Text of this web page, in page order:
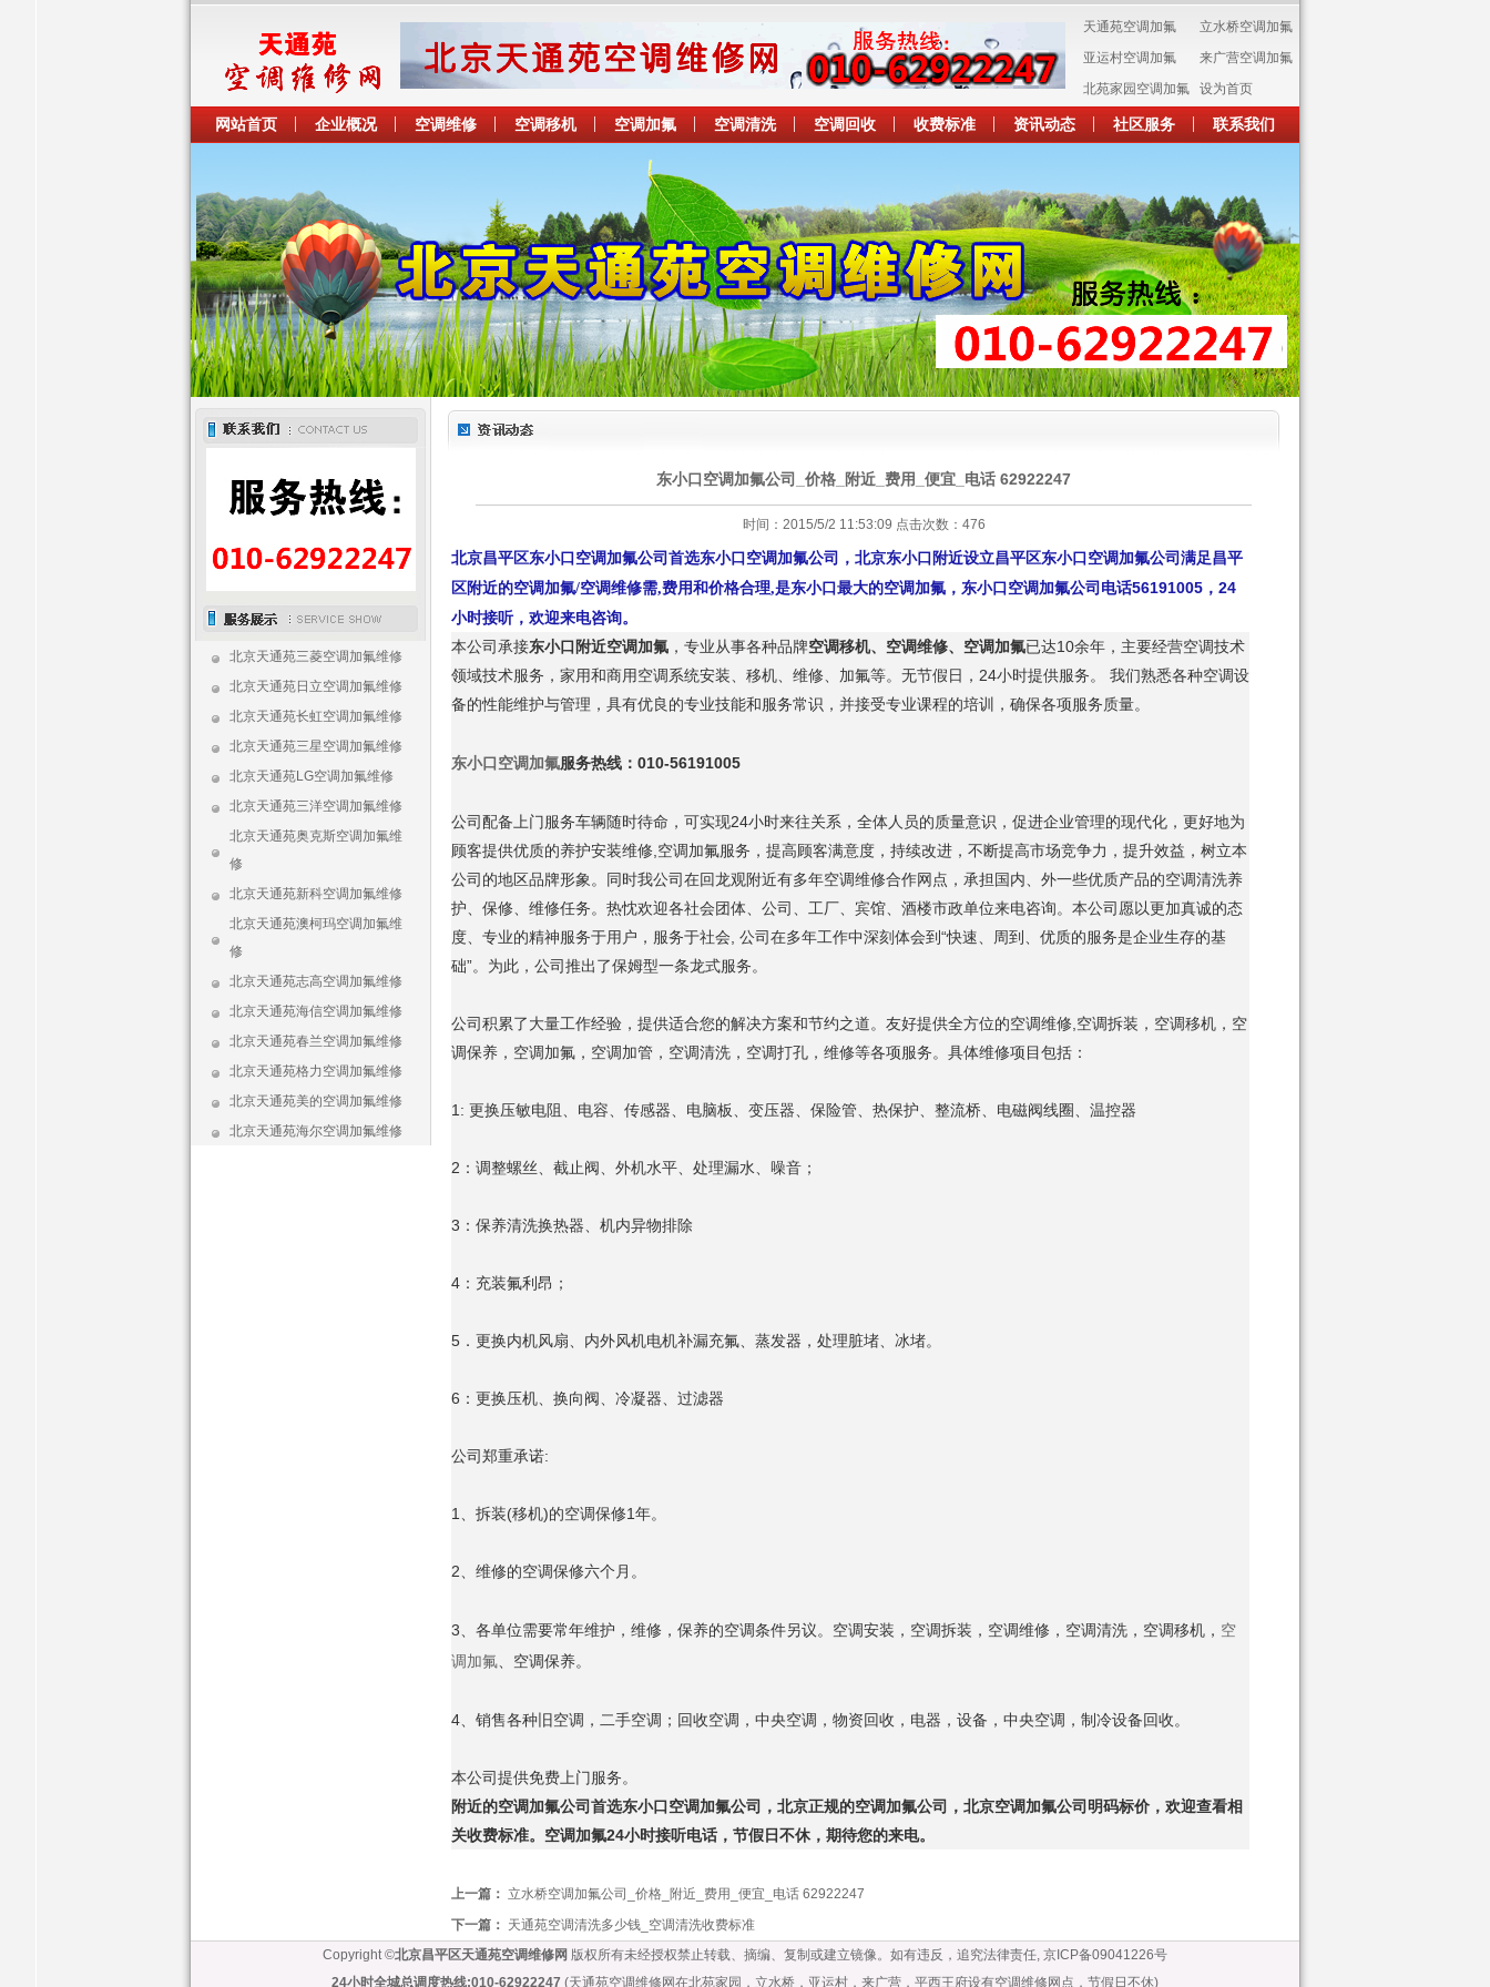
天通苑空调加氟
立水桥空调加氟
亚运村空调加氟
来广营空调加氟
北苑家园空调加氟
设为首页
网站首页 企业概况 空调维修 空调移机 空调加氟 空调清洗 空调回收 收费标准 资讯动态 社区服务 联系我们
北京天通苑三菱空调加氟维修
北京天通苑日立空调加氟维修
北京天通苑长虹空调加氟维修
北京天通苑三星空调加氟维修
北京天通苑LG空调加氟维修
北京天通苑三洋空调加氟维修
北京天通苑奥克斯空调加氟维
修
北京天通苑新科空调加氟维修
北京天通苑澳柯玛空调加氟维
修
北京天通苑志高空调加氟维修
北京天通苑海信空调加氟维修
北京天通苑春兰空调加氟维修
北京天通苑格力空调加氟维修
北京天通苑美的空调加氟维修
北京天通苑海尔空调加氟维修
东小口空调加氟公司_价格_附近_费用_便宜_电话 62922247
时间：2015/5/2 11:53:09 点击次数： 476
北京昌平区东小口空调加氟公司首选东小口空调加氟公司， 北京东小口 附近设立昌平区东小口空调加氟公司满足昌平
区附近的空调加氟/空调维修需,费用和价格合理,是东小口 最大的空调加氟 ，东小口空调加氟公司电话56191005 ，24
小时接听，欢迎来电咨询。
本公司承接东小口 附近空调加氟 ， 专业从事各种品牌空调移机、空调维修、空调加氟已达10余年，主要经营空调技术
领域技术服务，家用和商用空调系统安装、移机、维修、加氟等。无节假日，24小时提供服务。 我们熟悉各种空调设
备的性能维护与管理，具有优良的专业技能和服务常识，并接受专业课程的培训，确保各项服务质量。
东小口空调加氟服务热线：010-56191005
公司配备上门服务车辆随时待命，可实现24小时来往关系，全体人员的质量意识，促进企业管理的现代化，更好地为
顾客提供优质的养护安装维修,空调加氟服务，提高顾客满意度，持续改进，不断提高市场竞争力，提升效益，树立本
公司的地区品牌形象。同时我公司在回龙观附近有多年空调维修合作网点，承担国内、外一些优质产品的空调清洗养
护、保修、维修任务。热忱欢迎各社会团体、公司、工厂、宾馆、酒楼市政单位来电咨询。本公司愿以更加真诚的态
度、专业的精神服务于用户，服务于社会, 公司在多年工作中深刻体会到“快速、周到、优质的服务是企业生存的基
础”。为此，公司推出了保姆型一条龙式服务。
公司积累了大量工作经验，提供适合您的解决方案和节约之道。友好提供全方位的空调维修,空调拆装，空调移机，空
调保养，空调加氟，空调加管，空调清洗，空调打孔，维修等各项服务。具体维修项目包括：
1: 更换压敏电阻、电容、传感器、电脑板、变压器、保险管、热保护、整流桥、电磁阀线圈、温控器
2：调整螺丝、截止阀、外机水平、处理漏水、噪音；
3：保养清洗换热器、机内异物排除
4：充装氟利昂；
5．更换内机风扇、内外风机电机补漏充氟、蒸发器，处理脏堵、冰堵。
6：更换压机、换向阀、冷凝器、过滤器
公司郑重承诺:
1、拆装(移机)的空调保修1年。
2、维修的空调保修六个月。
3、各单位需要常年维护，维修，保养的空调条件另议。空调安装，空调拆装，空调维修，空调清洗，空调移机， 空
调加氟 、空调保养。
4、销售各种旧空调，二手空调；回收空调，中央空调，物资回收，电器，设备，中央空调，制冷设备回收。
本公司提供免费上门服务。
附近的空调加氟公司首选东小口空调加氟公司，北京正规的空调加氟公司，北京空调加氟公司 明码标价，欢迎查看相
关收费标准。空调加氟24小时接听电话，节假日不休，期待您的来电。
上一篇： 立水桥空调加氟公司_价格_附近_费用_便宜_电话 62922247
下一篇： 天通苑空调清洗多少钱_空调清洗收费标准
Copyright ©北京昌平区天通苑空调维修网 版权所有未经授权禁止转载、摘编、复制或建立镜像。如有违反，追究法律责任, 京ICP备09041226号
24小时全城总调度热线:010-62922247 (天通苑空调维修网在北苑家园，立水桥，亚运村，来广营，平西王府设有空调维修网点，节假日不休)